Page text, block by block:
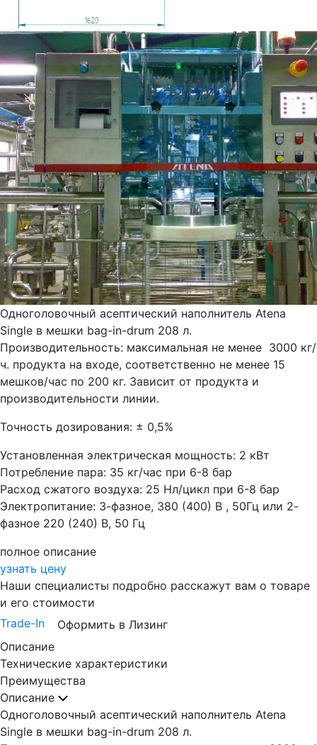
Одноголовочный асептический наполнитель Atena
Single в мешки bag-in-drum 208 л.
Производительность: максимальная не менее 3000 кг/
ч. продукта на входе, соответственно не менее 15
мешков/час по 200 кг. Зависит от продукта и
производительности линии.
Точность дозирования: ± 0,5%
Установленная электрическая мощность: 2 кВт
Потребление пара: 35 кг/час при 6-8 бар
Расход сжатого воздуха: 25 Нл/цикл при 6-8 бар
Электропитание: 3-фазное, 380 (400) В , 50Гц или 2-
фазное 220 (240) В, 50 Гц
полное описание
узнать цену
Наши специалисты подробно расскажут вам о товаре
и его стоимости
Trade-In
Оформить в Лизинг
Описание
Технические характеристики
Преимущества
Описание
Одноголовочный асептический наполнитель Atena
Single в мешки bag-in-drum 208 л.